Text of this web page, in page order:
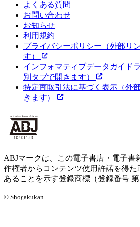
よくある質問
お問い合わせ
お知らせ
利用規約
プライバシーポリシー （外部リ
す）
インフォマティブデータガイド
別タブで開きます）
特定商取引法に基づく表示 （外
きます）
ABJマークは、この電子書店・電子書
作権者からコンテンツ使用許諾を得
あることを示す登録商標（登録番号 第
© Shogakukan